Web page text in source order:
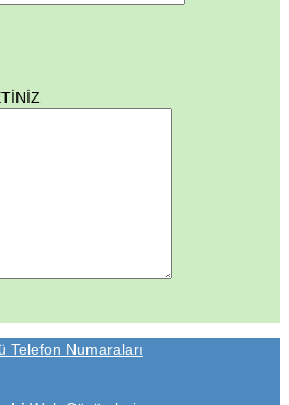
Telefon Numaraları